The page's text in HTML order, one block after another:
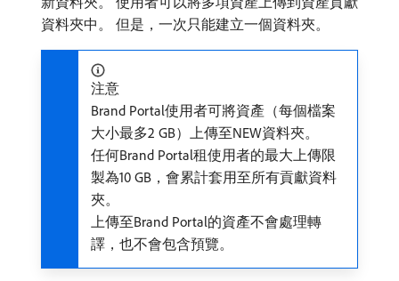
資料夾中。 但是，一次只能建立一個資料夾。
注意
Brand Portal使用者可將資產（每個檔案
大小最多2 GB）上傳至NEW資料夾。
任何Brand Portal租使用者的最大上傳限
製為10 GB，會累計套用至所有貢獻資料
夾。
上傳至Brand Portal的資產不會處理轉
譯，也不會包含預覽。